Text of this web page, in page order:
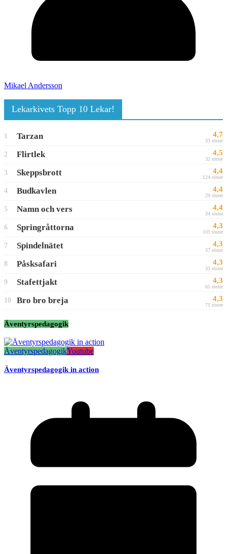
Mikael Andersson
Lekarkivets Topp 10 Lekar!
1 Tarzan 4,7
33 röster
2 Flirtlek 4,5
32 röster
3 Skeppsbrott 4,4
124 röster
4 Budkavlen 4,4
29 röster
5 Namn och vers 4,4
34 röster
6 Springråttorna 4,3
101 röster
7 Spindelnätet 4,3
37 röster
8 Påsksafari 4,3
33 röster
9 Stafettjakt 4,3
65 röster
10 Bro bro breja 4,3
71 röster
Äventyrspedagogik
ÄventyrspedagogikYoutube
Äventyrspedagogik in action